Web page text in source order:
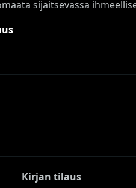
sijaitsevassa
Kirjan tilaus